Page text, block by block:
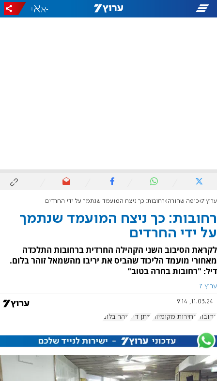
-
+
ערוץ 7 כיפה שחורה רחובות: כך ניצח המועמד שנתמך על ידי החרדים
רחובות: כך ניצח המועמד שנתמך
על ידי החרדים
לקראת הסיבוב השני הקהילה החרדית ברחובות התלכדה
מאחורי מועמד הליכוד שהביס את יריבו מהשמאל זוהר בלום.
דיל: "רחובות בחרה בטוב"
ערוץ 7
11.03.24, 9:14
רחובות בחירות מקומיות מתן דיל זוהר בלום